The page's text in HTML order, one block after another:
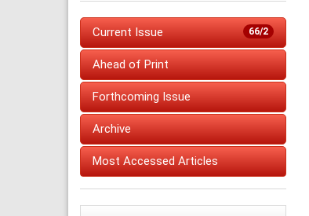
66/2
Current Issue
Ahead of Print
Forthcoming Issue
Archive
Most Accessed Articles